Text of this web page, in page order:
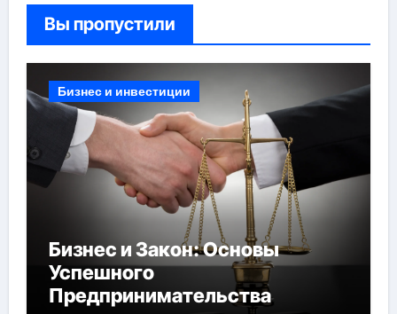
Вы пропустили
Бизнес и инвестиции
Бизнес и Закон: Основы
Успешного
Предпринимательства